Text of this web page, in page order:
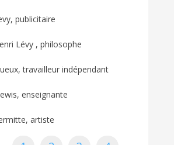
publicitaire
Lévy , philosophe
travailleur indépendant
enseignante
artiste